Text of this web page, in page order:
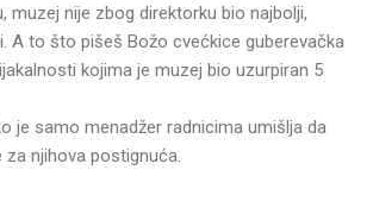
muzej nije zbog direktorku bio najbolji,
A to što pišeš Božo cvećkice guberevačka
kojima je muzej bio uzurpiran 5
je samo menadžer radnicima umišlja da
njihova postignuća.